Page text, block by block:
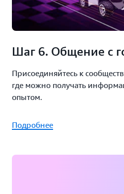
Шаг 6. Общение с
Присоединяйтесь к
где можно получать
опытом.
Подробнее